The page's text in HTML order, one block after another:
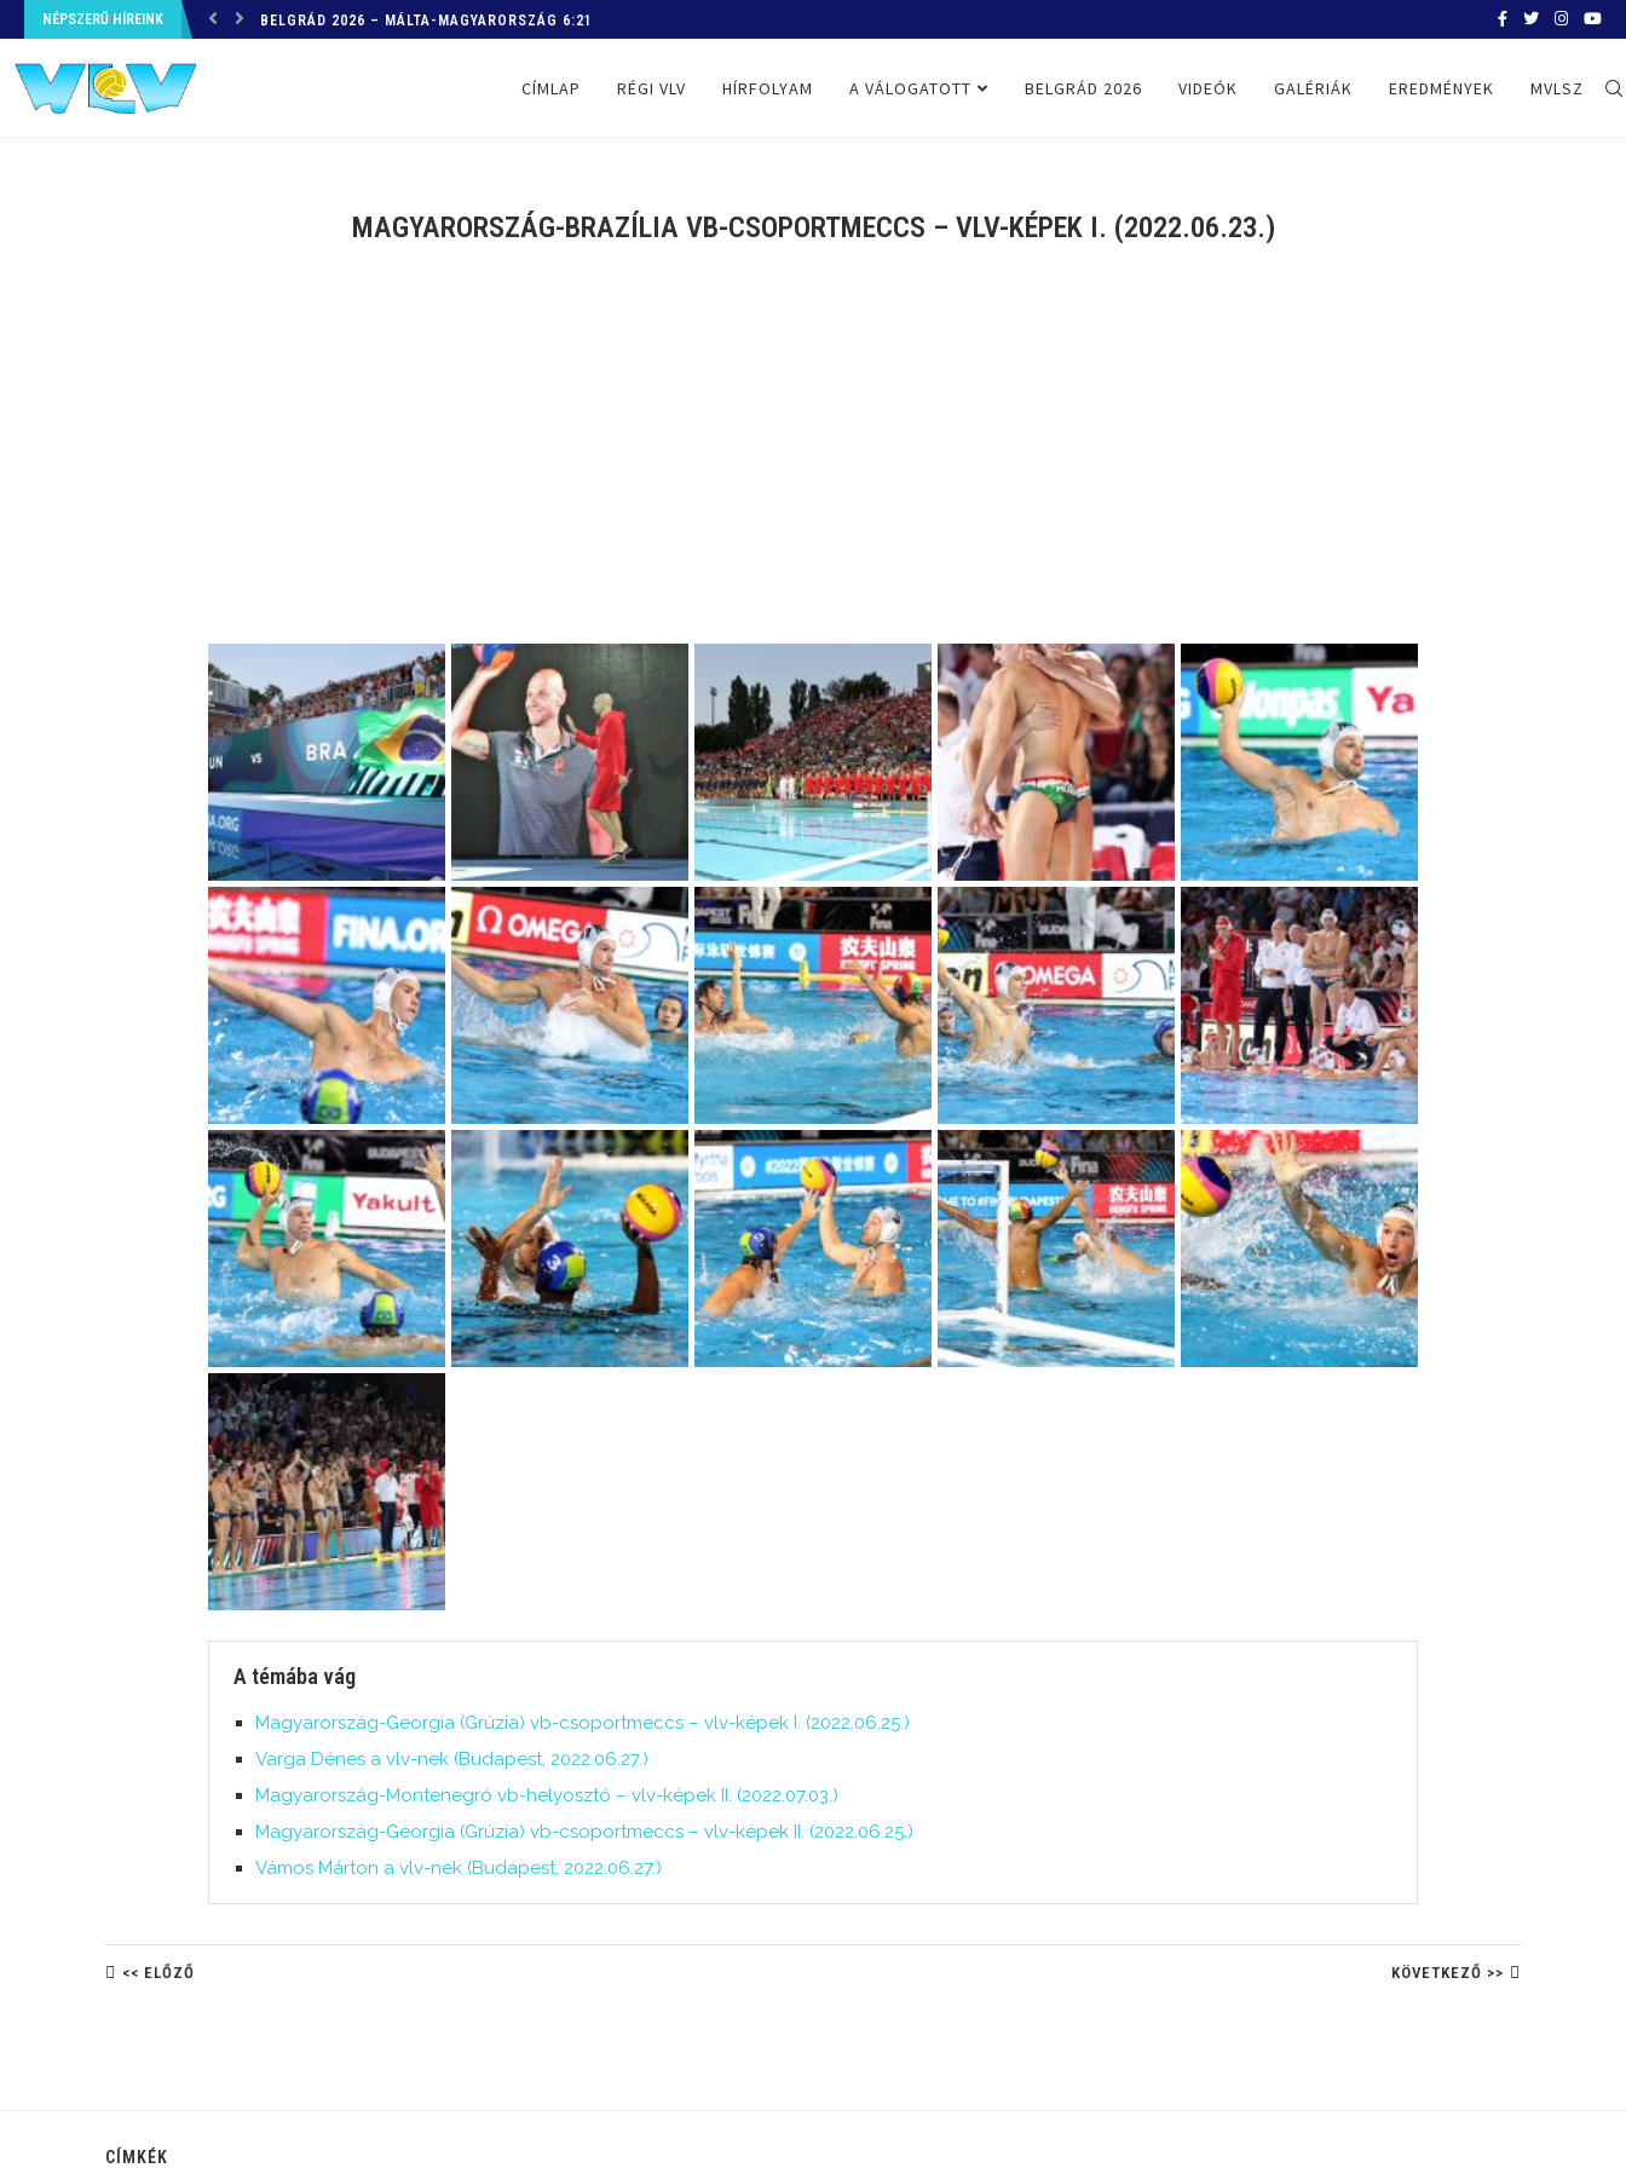
NÉPSZERŰ HÍREINK HELYZETKÉP AZ EB-RŐL – A TOVÁBBI PROGRAM
CÍMLAP RÉGI VLV HÍRFOLYAM A VÁLOGATOTT BELGRÁD 2026 VIDEÓK GALÉRIÁK EREDMÉNYEK MVLSZ
MAGYARORSZÁG-BRAZÍLIA VB-CSOPORTMECCS – VLV-KÉPEK I. (2022.06.23.)
A témába vág
Magyarország-Georgia (Grúzia) vb-csoportmeccs – vlv-képek I. (2022.06.25.)
Varga Dénes a vlv-nek (Budapest, 2022.06.27.)
Magyarország-Montenegró vb-helyosztó – vlv-képek II. (2022.07.03.)
Magyarország-Georgia (Grúzia) vb-csoportmeccs – vlv-képek II. (2022.06.25.)
Vámos Márton a vlv-nek (Budapest, 2022.06.27.)
<< ELŐZŐ KÖVETKEZŐ >>
CÍMKÉK